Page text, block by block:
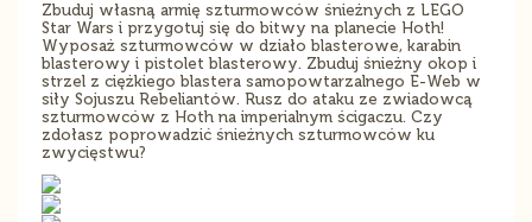
Zbuduj własną armię szturmowców śnieżnych z LEGO
Star Wars i przygotuj się do bitwy na planecie Hoth!
Wyposaż szturmowców w działo blasterowe, karabin
blasterowy i pistolet blasterowy. Zbuduj śnieżny okop i
strzel z ciężkiego blastera samopowtarzalnego E-Web w
siły Sojuszu Rebeliantów. Rusz do ataku ze zwiadowcą
szturmowców z Hoth na imperialnym ścigaczu. Czy
zdołasz poprowadzić śnieżnych szturmowców ku
zwycięstwu?